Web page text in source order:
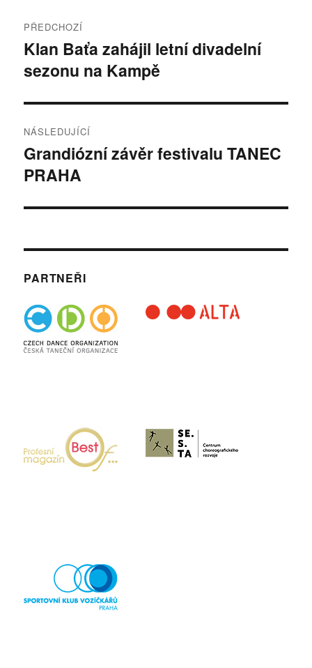
pro
příspěvek
PŘEDCHOZÍ
Předchozí
příspěvek:
Klan Baťa zahájil letní divadelní
sezonu na Kampě
NÁSLEDUJÍCÍ
Následující
příspěvek:
Grandiózní závěr festivalu TANEC
PRAHA
PARTNEŘI